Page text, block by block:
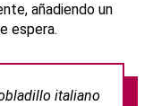
añadiendo un
espera.
italiano